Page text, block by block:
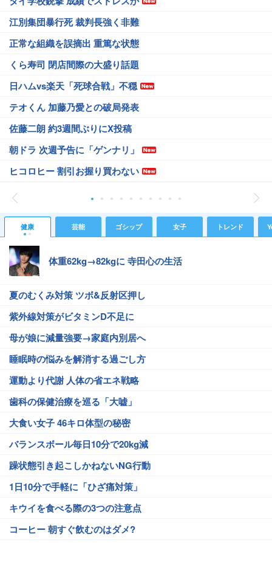
江別集団暴行死 裁判長強く非難
正常な組織を誤摘出 重篤な状態
くら寿司 閉店間際の大盛り話題
日ハムvs楽天「死球合戦」不穏
テオくん 加藤乃愛との破局発表
佐藤二朗 約3週間ぶりにX投稿
朝ドラ 次週予告に「ゲンナリ」
ヒコロヒー 割引お握り買わない
健康 芸能 ゴシップ 女子 トレンド
体重62kg→82kgに 寺田心の生活
夏のむくみ対策 ツボ&反射区押し
紫外線対策がビタミンD不足に
母が娘に減量強要→家庭内別居へ
睡眠時の悩みを解消する過ごし方
運動より代謝 人体の省エネ戦略
歯科の保健治療を巡る「大嘘」
大食い女子 46キロ体型の秘密
バランスボール毎日10分で20kg減
躁状態引き起こしかねないNG行動
1日10分で手軽に「ひざ痛対策」
キウイを食べる際の3つの注意点
コーヒー 朝すぐ飲むのはダメ?